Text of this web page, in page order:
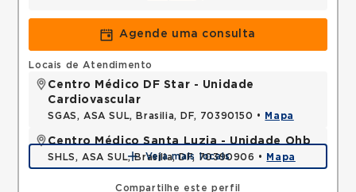
Agende uma consulta
Compartilhe este perfil
Locais de Atendimento
Centro Médico DF Star - Unidade
Cardiovascular
SGAS, ASA SUL, Brasilia, DF, 70390150 • Mapa
Centro Médico Santa Luzia - Unidade Ohb
SHLS, ASA SUL, Brasilia, DF, 70390906 • Mapa
Veja mais locais